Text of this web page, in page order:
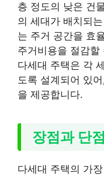
층 정도의 낮은 건
의 세대가 배치되
는 주거 공간을 효
주거비용을 절감
다세대 주택은 각
도록 설계되어 있
을 제공합니다.
장점과 단점
다세대 주택의 가